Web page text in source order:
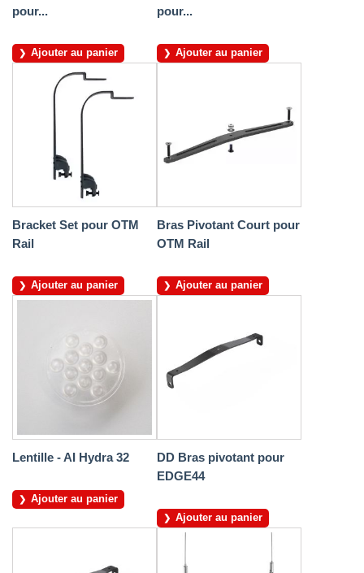
pour...
Ajouter au panier
pour...
Ajouter au panier
Bracket Set pour OTM
Rail
Ajouter au panier
Bras Pivotant Court pour
OTM Rail
Ajouter au panier
Lentille - AI Hydra 32
Ajouter au panier
DD Bras pivotant pour
EDGE44
Ajouter au panier